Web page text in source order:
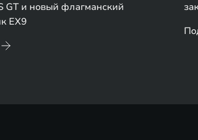
GT и новый флагманский
EX9